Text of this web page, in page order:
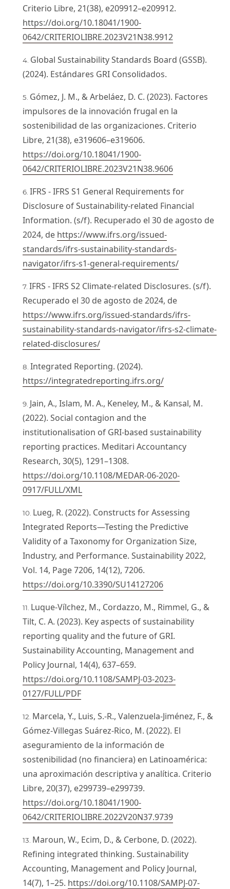
Criterio Libre, 21(38), e209912–e209912.
https://doi.org/10.18041/1900-
0642/CRITERIOLIBRE.2023V21N38.9912
Global Sustainability Standards Board (GSSB).
(2024). Estándares GRI Consolidados.
Gómez, J. M., & Arbeláez, D. C. (2023). Factores
impulsores de la innovación frugal en la
sostenibilidad de las organizaciones. Criterio
Libre, 21(38), e319606–e319606.
https://doi.org/10.18041/1900-
0642/CRITERIOLIBRE.2023V21N38.9606
IFRS - IFRS S1 General Requirements for
Disclosure of Sustainability-related Financial
Information. (s/f). Recuperado el 30 de agosto de
2024, de https://www.ifrs.org/issued-
standards/ifrs-sustainability-standards-
navigator/ifrs-s1-general-requirements/
IFRS - IFRS S2 Climate-related Disclosures. (s/f).
Recuperado el 30 de agosto de 2024, de
https://www.ifrs.org/issued-standards/ifrs-
sustainability-standards-navigator/ifrs-s2-climate-
related-disclosures/
Integrated Reporting. (2024).
https://integratedreporting.ifrs.org/
Jain, A., Islam, M. A., Keneley, M., & Kansal, M.
(2022). Social contagion and the
institutionalisation of GRI-based sustainability
reporting practices. Meditari Accountancy
Research, 30(5), 1291–1308.
https://doi.org/10.1108/MEDAR-06-2020-
0917/FULL/XML
Lueg, R. (2022). Constructs for Assessing
Integrated Reports—Testing the Predictive
Validity of a Taxonomy for Organization Size,
Industry, and Performance. Sustainability 2022,
Vol. 14, Page 7206, 14(12), 7206.
https://doi.org/10.3390/SU14127206
Luque-Vílchez, M., Cordazzo, M., Rimmel, G., &
Tilt, C. A. (2023). Key aspects of sustainability
reporting quality and the future of GRI.
Sustainability Accounting, Management and
Policy Journal, 14(4), 637–659.
https://doi.org/10.1108/SAMPJ-03-2023-
0127/FULL/PDF
Marcela, Y., Luis, S.-R., Valenzuela-Jiménez, F., &
Gómez-Villegas Suárez-Rico, M. (2022). El
aseguramiento de la información de
sostenibilidad (no financiera) en Latinoamérica:
una aproximación descriptiva y analítica. Criterio
Libre, 20(37), e299739–e299739.
https://doi.org/10.18041/1900-
0642/CRITERIOLIBRE.2022V20N37.9739
Maroun, W., Ecim, D., & Cerbone, D. (2022).
Refining integrated thinking. Sustainability
Accounting, Management and Policy Journal,
14(7), 1–25. https://doi.org/10.1108/SAMPJ-07-